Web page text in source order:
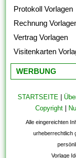
Protokoll Vorlagen
Rechnung
Vertrag Vorlagen
Visitenkarten
WERBUNG
STARTSEITE|
Copyright|
Alle eingereichten
urheberrechtlich
Vorlage